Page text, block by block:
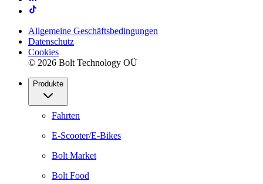
Allgemeine Geschäftsbedingungen
Datenschutz
Cookies
© 2026 Bolt Technology OÜ
Produkte
Fahrten
E-Scooter/E-Bikes
Bolt Market
Bolt Food